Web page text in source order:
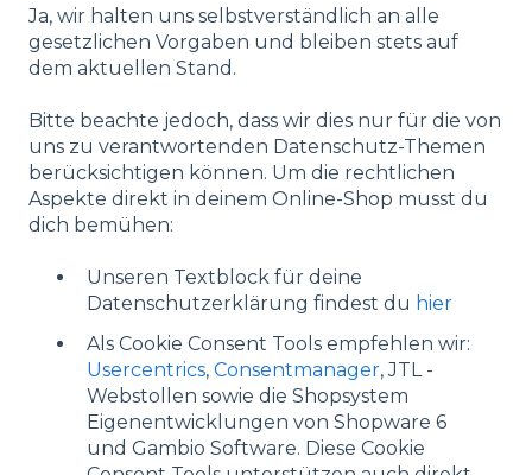
Ja, wir halten uns selbstverständlich an alle
gesetzlichen Vorgaben und bleiben stets auf
dem aktuellen Stand.
Bitte beachte jedoch, dass wir dies nur für die von
uns zu verantwortenden Datenschutz-Themen
berücksichtigen können. Um die rechtlichen
Aspekte direkt in deinem Online-Shop musst du
dich bemühen:
Unseren Textblock für deine
Datenschutzerklärung findest du hier
Als Cookie Consent Tools empfehlen wir:
Usercentrics, Consentmanager, JTL -
Webstollen sowie die Shopsystem
Eigenentwicklungen von Shopware 6
und Gambio Software. Diese Cookie